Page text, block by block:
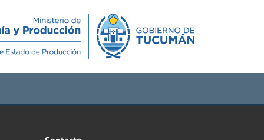
Novedades Contacto